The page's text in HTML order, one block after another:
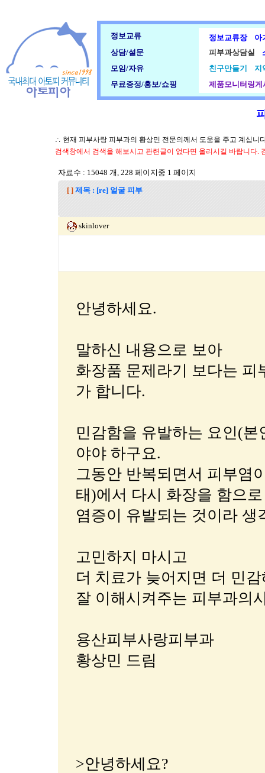
정보교류 정보교류장
아
상담/설문
피부과상담실
모임/자유
친구만들기
지
무료증정/홍보/쇼핑
제품모니터링게
∴ 현재 피부사랑 피부과의 황상민 전문의께서 도움을 주고 계십니
검색창에서 검색을 해보시고 관련글이 없다면 올리시길 바랍니다.
자료수 : 15048 개, 228 페이지중 1 페이지
[ ] 제목 : [re] 얼굴 피부
skinlover
안녕하세요.
말하신 내용으로 보아
화장품 문제라기 보다는
가 합니다.
민감함을 유발하는 요인(
야야 하구요.
그동안 반복되면서 피부염
태)에서 다시 화장을 함으로
염증이 유발되는 것이라 생
고민하지 마시고
더 치료가 늦어지면 더 민
잘 이해시켜주는 피부과의
용산피부사랑피부과
황상민 드림
>안녕하세요?